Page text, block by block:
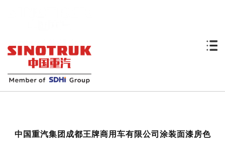
中国重汽集团成都王牌商用车有限公司涂装面漆房色